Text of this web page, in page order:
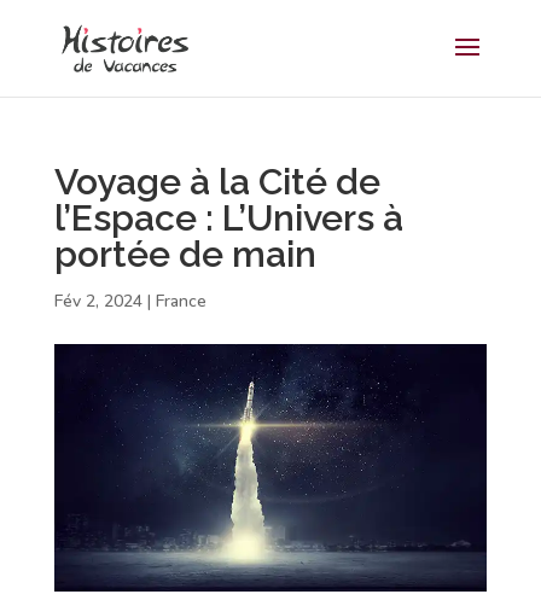
Voyage à la Cité de
l’Espace : L’Univers à
portée de main
Fév 2, 2024| France